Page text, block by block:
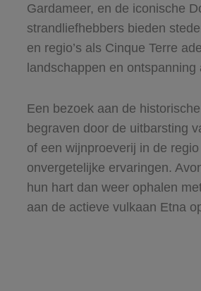
Gardameer, en de iconische
strandliefhebbers bieden
en regio’s als Cinque Terre
landschappen en ontspanning
Een bezoek aan de
begraven door de uitbarsting
of een wijnproeverij in de
onvergetelijke ervaringen.
hun hart dan weer ophalen
aan de actieve vulkaan Etna